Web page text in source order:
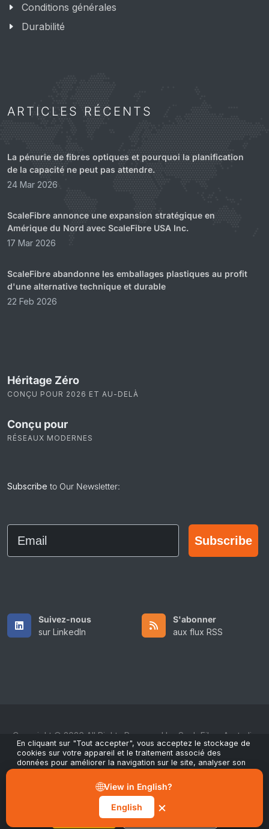
Conditions générales
Durabilité
ARTICLES RÉCENTS
La pénurie de fibres optiques et pourquoi la planification
de la capacité ne peut pas attendre.
24 Mar 2026
ScaleFibre annonce une expansion stratégique en
Amérique du Nord avec ScaleFibre USA Inc.
17 Mar 2026
ScaleFibre abandonne les emballages plastiques au profit
d'une alternative technique et durable
22 Feb 2026
Héritage Zéro
CONÇU POUR 2026 ET AU-DELÀ
Conçu pour
RÉSEAUX MODERNES
Subscribe to Our Newsletter:
Email
Subscribe
Suivez-nous
sur LinkedIn
S'abonner
aux flux RSS
Copyright © 2026 All Rights Reserved by ScaleFibre Australia
Pty Ltd.
Conditions générales / Politique de confidentialité /
Marques déposées
sales@scalefibre.com
En cliquant sur "Tout accepter", vous acceptez le stockage de
cookies sur votre appareil et le traitement associé des
données pour améliorer la navigation sur le site, analyser son
performance. Vous pouvez retirer votre consentement à tout
moment via le bouton "Gérer les préférences" dans notre avis
Tout accepter Gérer les préférences
🌐View in English?
English
×